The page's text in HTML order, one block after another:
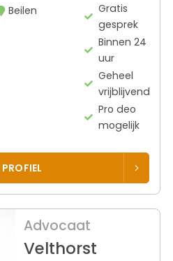
Beilen
Gratis
gesprek
Binnen 24
uur
Geheel
vrijblijvend
Pro deo
mogelijk
Advocaat
Velthorst